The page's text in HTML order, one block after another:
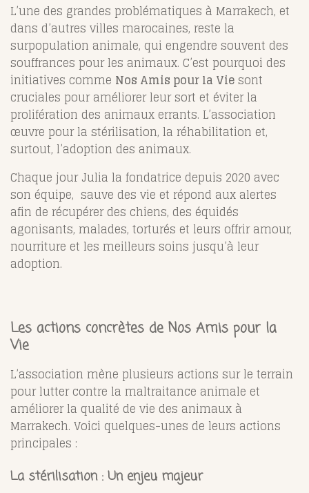
L’une des grandes problématiques à Marrakech, et
dans d’autres villes marocaines, reste la
surpopulation animale, qui engendre souvent des
souffrances pour les animaux. C’est pourquoi des
initiatives comme Nos Amis pour la Vie sont
cruciales pour améliorer leur sort et éviter la
prolifération des animaux errants. L’association
œuvre pour la stérilisation, la réhabilitation et,
surtout, l’adoption des animaux.
Chaque jour Julia la fondatrice depuis 2020 avec
son équipe, sauve des vie et répond aux alertes
afin de récupérer des chiens, des équidés
agonisants, malades, torturés et leurs offrir amour,
nourriture et les meilleurs soins jusqu’à leur
adoption.
Les actions concrètes de Nos Amis pour la
Vie
L’association mène plusieurs actions sur le terrain
pour lutter contre la maltraitance animale et
améliorer la qualité de vie des animaux à
Marrakech. Voici quelques-unes de leurs actions
principales :
La stérilisation : Un enjeu majeur